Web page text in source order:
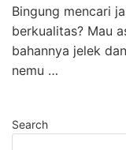
Bingung mencari
berkualitas? Mau
bahannya jelek
nemu …
Search